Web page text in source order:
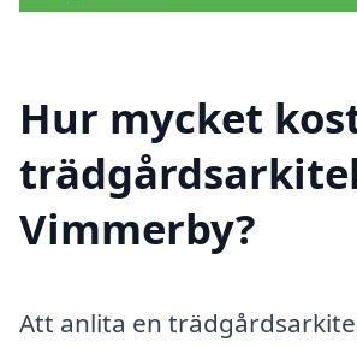
Hur mycket
Vimmerby?
Att anlita en